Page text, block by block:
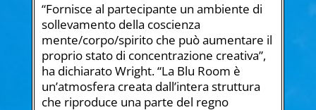
“Fornisce al partecipante un ambiente di
sollevamento della coscienza
mente/corpo/spirito che può aumentare il
proprio stato di concentrazione creativa”,
ha dichiarato Wright. “La Blu Room è
un’atmosfera creata dall’intera struttura
che riproduce una parte del regno